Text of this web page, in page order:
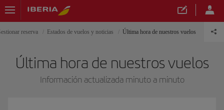
reserva Estados de vuelos y noticias Última hora de nuestros vuelos
Última hora de nuestros vuelos
Información actualizada minuto a minuto